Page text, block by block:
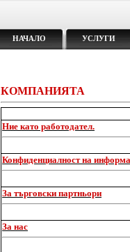
НАЧАЛО УСЛУГИ
КОМПАНИЯТА
Ние като работодател.
Конфиденциалност на
За търговски партньори
За нас